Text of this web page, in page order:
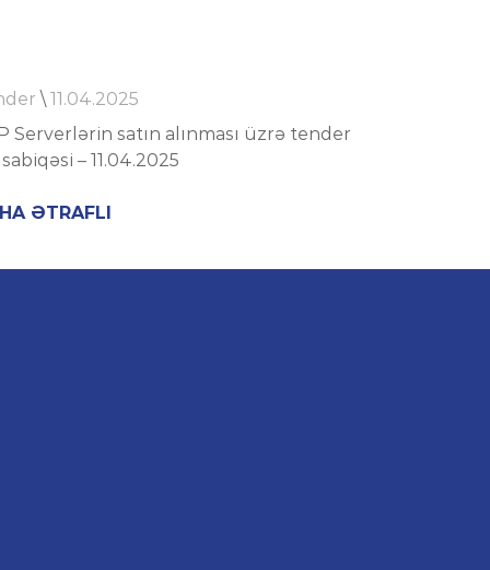
\11.04.2025
Serverlərin satın alınması üzrə tender
– 11.04.2025
ƏTRAFLI